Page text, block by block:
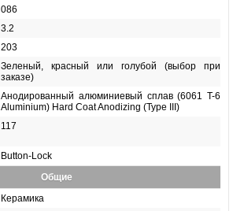
086
3.2
203
Зеленый, красный или голубой (выбор при
заказе)
Анодированный алюминиевый сплав (6061 T-6
Aluminium) Hard Coat Anodizing (Type III)
117
Button-Lock
Общие
Керамика